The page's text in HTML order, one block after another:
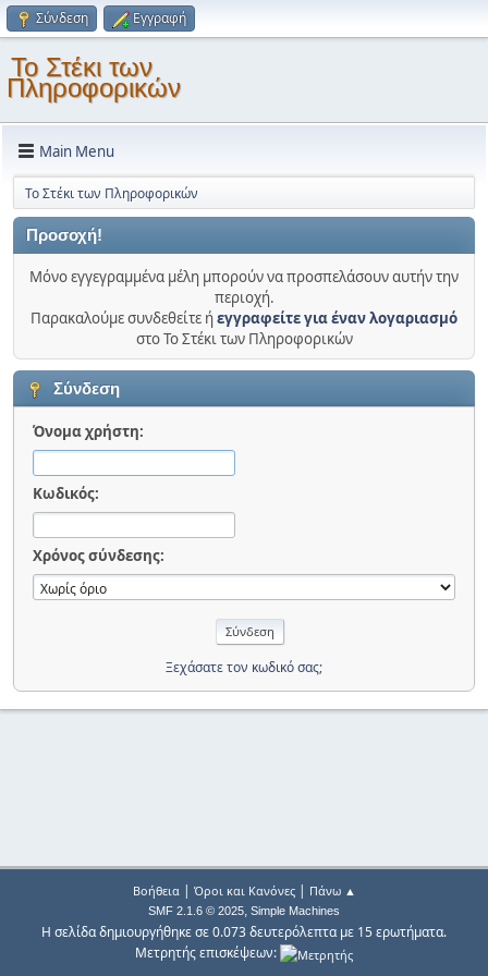
Σύνδεση Εγγραφή
Το Στέκι των
Πληροφορικών
Main Menu
Το Στέκι των Πληροφορικών
Προσοχή!
Μόνο εγγεγραμμένα μέλη μπορούν να προσπελάσουν αυτήν την
περιοχή.
Παρακαλούμε συνδεθείτε ήεγγραφείτε για έναν λογαριασμό
στο Το Στέκι των Πληροφορικών
Σύνδεση
Όνομα χρήστη:
Κωδικός:
Χρόνος σύνδεσης:
Ξεχάσατε τον κωδικό σας;
Βοήθεια| Όροι και Κανόνες| Πάνω ▲
SMF 2.1.6 © 2025, Simple Machines
Η σελίδα δημιουργήθηκε σε 0.073 δευτερόλεπτα με 15 ερωτήματα.
Μετρητής επισκέψεων: